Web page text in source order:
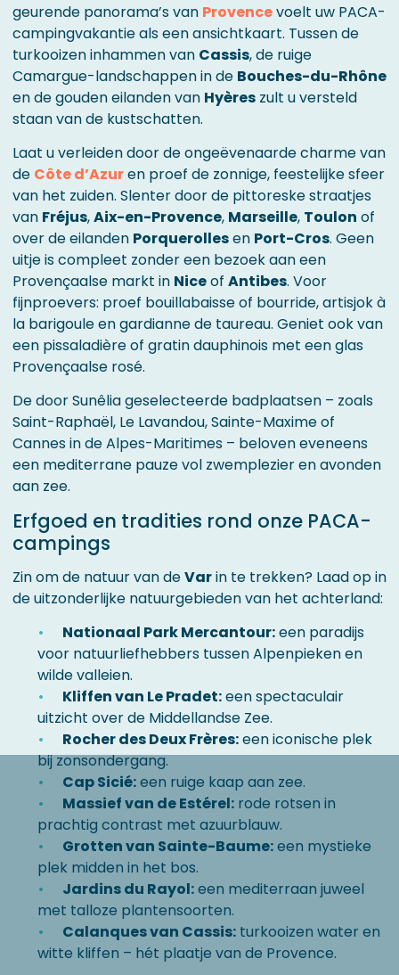
geurende panorama’s van Provencevoelt uw PACA-
campingvakantie als een ansichtkaart. Tussen de
turkooizen inhammen van Cassis, de ruige
Camargue-landschappen in de Bouches-du-Rhône
en de gouden eilanden van Hyères zult u versteld
staan van de kustschatten.
Laat u verleiden door de ongeëvenaarde charme van
de Côte d’Azuren proef de zonnige, feestelijke sfeer
van het zuiden. Slenter door de pittoreske straatjes
van Fréjus,Aix-en-Provence, Marseille, Toulon of
over de eilanden Porquerollesen Port-Cros. Geen
uitje is compleet zonder een bezoek aan een
Provençaalse markt in Niceof Antibes. Voor
fijnproevers: proef bouillabaisse of bourride, artisjok à
la barigoule en gardianne de taureau. Geniet ook van
een pissaladière of gratin dauphinois met een glas
Provençaalse rosé.
De door Sunêlia geselecteerde badplaatsen – zoals
Saint-Raphaël, Le Lavandou, Sainte-Maxime of
Cannes in de Alpes-Maritimes – beloven eveneens
een mediterrane pauze vol zwemplezier en avonden
aan zee.
Erfgoed en tradities rond onze PACA-
campings
Zin om de natuur van deVarin te trekken? Laad op in
de uitzonderlijke natuurgebieden van het achterland:
Nationaal Park Mercantour:een paradijs
voor natuurliefhebbers tussen Alpenpieken en
wilde valleien.
Kliffen van Le Pradet:een spectaculair
uitzicht over de Middellandse Zee.
Rocher des Deux Frères:een iconische plek
bij zonsondergang.
Cap Sicié:een ruige kaap aan zee.
Massief van de Estérel: rode rotsen in
prachtig contrast met azuurblauw.
Grotten van Sainte-Baume:een mystieke
plek midden in het bos.
Jardins du Rayol:een mediterraan juweel
met talloze plantensoorten.
Calanques van Cassis: turkooizen water en
witte kliffen – hét plaatje van de Provence.